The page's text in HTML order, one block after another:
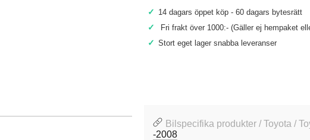
✓ 14 dagars öppet köp - 60 dagars bytesrätt
✓ Fri frakt över 1000:- (Gäller ej hempaket
✓ Stort eget lager snabba leveranser
Bilspecifika produkter / Toyota /
-2008